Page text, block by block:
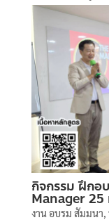
กิจกรรม ฝึกอ
Manager
งาน อบรม สัมมนา,